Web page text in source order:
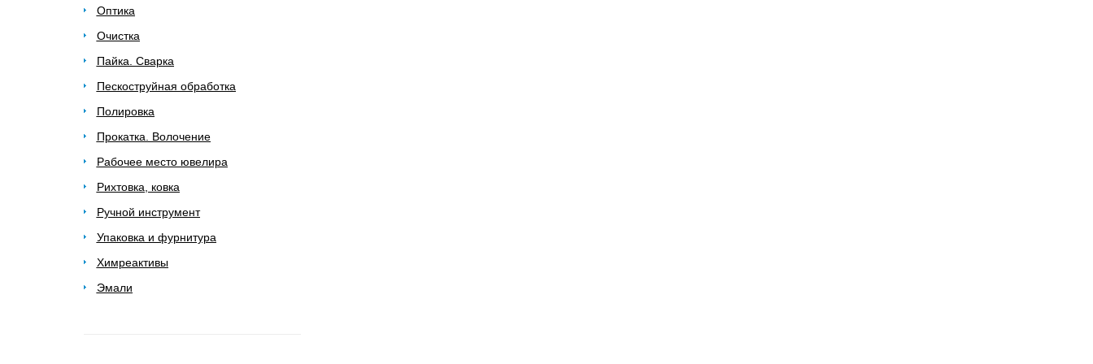
Оптика
Очистка
Пайка. Сварка
Пескоструйная обработка
Полировка
Прокатка. Волочение
Рабочее место ювелира
Рихтовка, ковка
Ручной инструмент
Упаковка и фурнитура
Химреактивы
Эмали